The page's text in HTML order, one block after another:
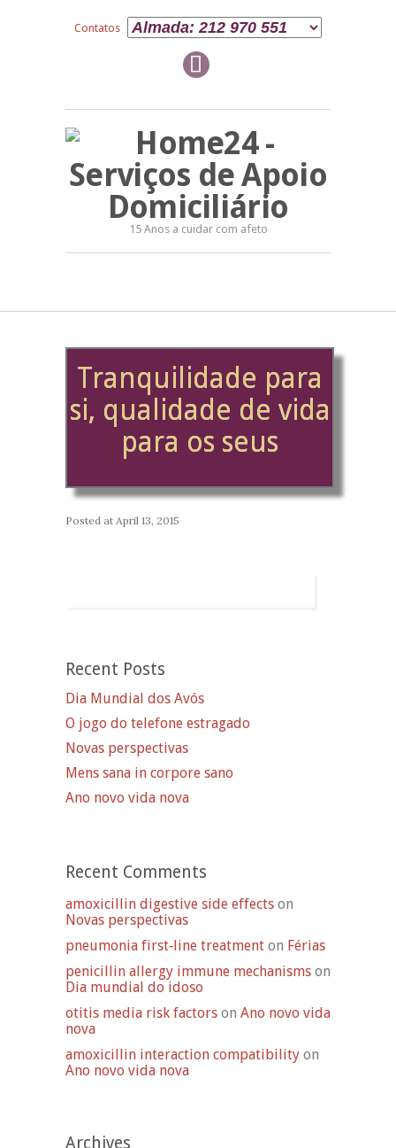
Contatos
15 Anos a cuidar com afeto
Tranquilidade para
si, qualidade de vida
para os seus
Posted at April 13, 2015
Recent Posts
Dia Mundial dos Avós
O jogo do telefone estragado
Novas perspectivas
Mens sana in corpore sano
Ano novo vida nova
Recent Comments
amoxicillin digestive side effects on
Novas perspectivas
pneumonia first‑line treatment on Férias
penicillin allergy immune mechanisms on
Dia mundial do idoso
otitis media risk factors on Ano novo vida
nova
amoxicillin interaction compatibility on
Ano novo vida nova
Archives